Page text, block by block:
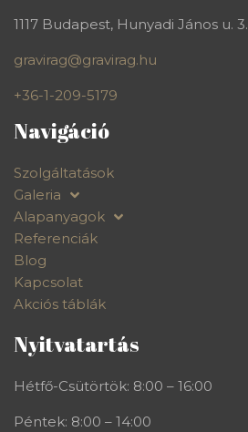
1117 Budapest, Hunyadi János u. 3.
gravirag@gravirag.hu
+36-1-209-5179
Navigáció
Szolgáltatások
Galeria
Alapanyagok
Referenciák
Blog
Kapcsolat
Akciós táblák
Nyitvatartás
Hétfő-Csütörtök: 8:00 – 16:00
Péntek: 8:00 – 14:00